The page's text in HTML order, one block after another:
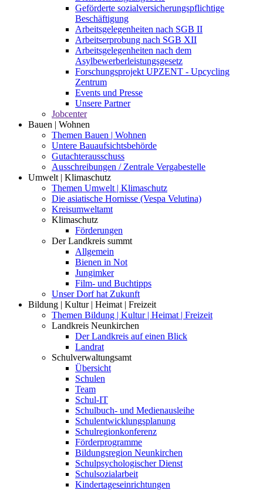
Geförderte sozialversicherungspflichtige
Beschäftigung
Arbeitsgelegenheiten nach SGB II
Arbeitserprobung nach SGB XII
Arbeitsgelegenheiten nach dem
Asylbewerberleistungsgesetz
Forschungsprojekt UPZENT - Upcycling
Zentrum
Events und Presse
Unsere Partner
Jobcenter
Bauen | Wohnen
Themen Bauen | Wohnen
Untere Bauaufsichtsbehörde
Gutachterausschuss
Ausschreibungen / Zentrale Vergabestelle
Umwelt | Klimaschutz
Themen Umwelt | Klimaschutz
Die asiatische Hornisse (Vespa Velutina)
Kreisumweltamt
Klimaschutz
Förderungen
Der Landkreis summt
Allgemein
Bienen in Not
Jungimker
Film- und Buchtipps
Unser Dorf hat Zukunft
Bildung | Kultur | Heimat | Freizeit
Themen Bildung | Kultur | Heimat | Freizeit
Landkreis Neunkirchen
Der Landkreis auf einen Blick
Landrat
Schulverwaltungsamt
Übersicht
Schulen
Team
Schul-IT
Schulbuch- und Medienausleihe
Schulentwicklungsplanung
Schulregionkonferenz
Förderprogramme
Bildungsregion Neunkirchen
Schulpsychologischer Dienst
Schulsozialarbeit
Kindertageseinrichtungen